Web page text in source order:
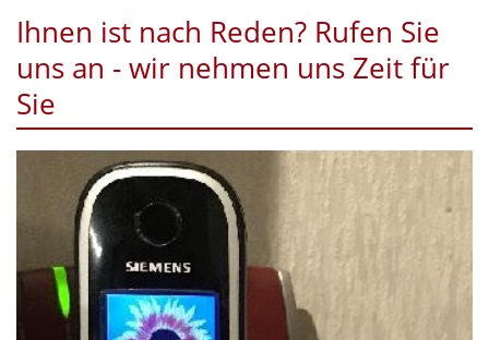
Ihnen ist nach Reden? Rufen Sie
uns an - wir nehmen uns Zeit für
Sie